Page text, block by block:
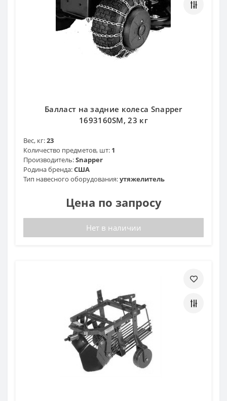
Балласт на задние колеса Snapper
1693160SM, 23 кг
Вес, кг:23
Количество предметов, шт: 1
Производитель:Snapper
Родина бренда:США
Тип навесного оборудования:утяжелитель
Цена по запросу
Нет в наличии